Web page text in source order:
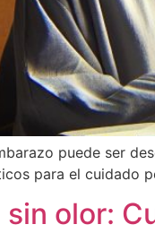
puede ser
para el cuidado
olor: